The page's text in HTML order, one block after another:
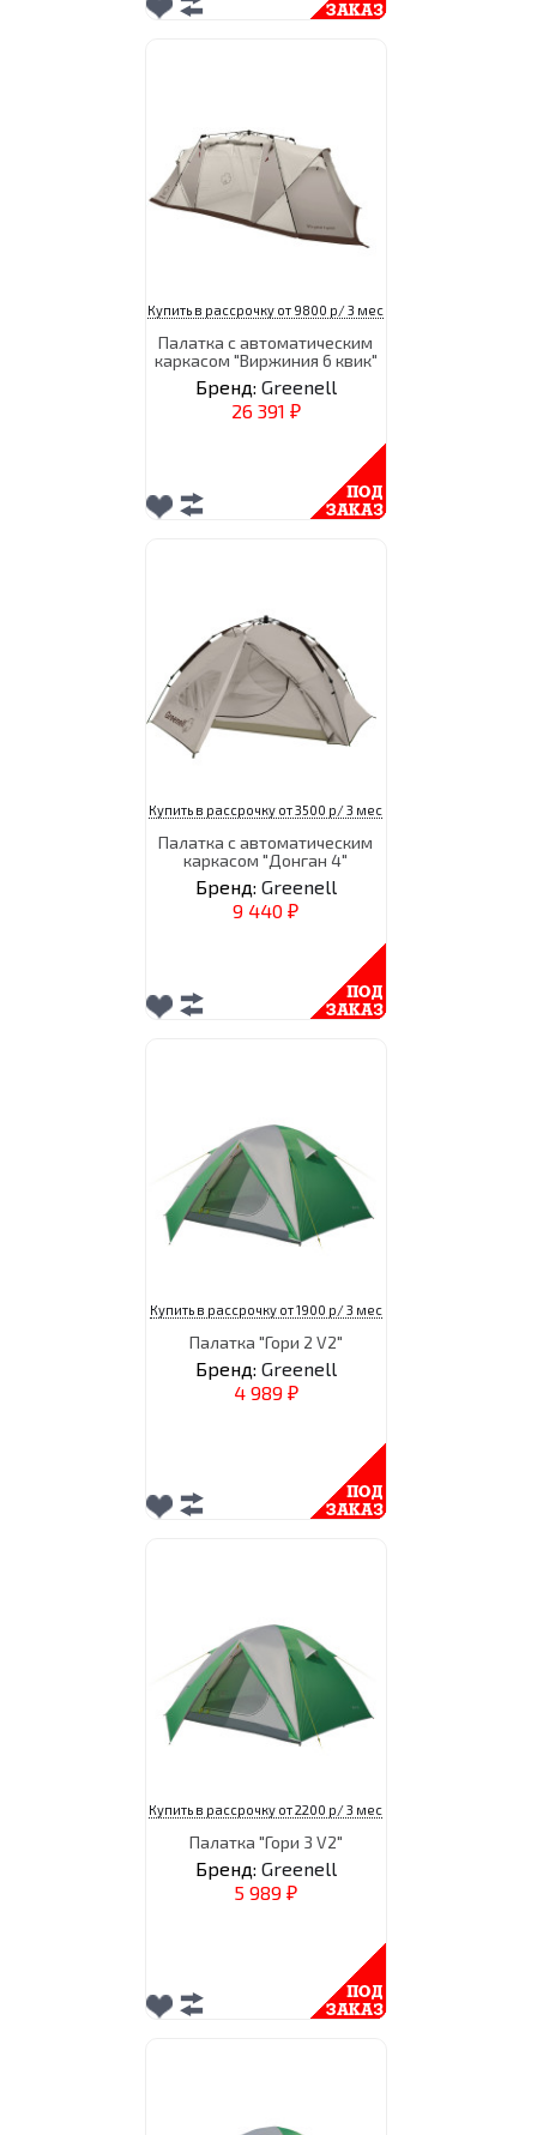
Купить в рассрочку от 9800 р/ 3 мес
Палатка с автоматическим
каркасом "Виржиния 6 квик"
Бренд: Greenell
26 391 ₽
Купить в рассрочку от 3500 р/ 3 мес
Палатка с автоматическим
каркасом "Донган 4"
Бренд: Greenell
9 440 ₽
Купить в рассрочку от 1900 р/ 3 мес
Палатка "Гори 2 V2"
Бренд: Greenell
4 989 ₽
Купить в рассрочку от 2200 р/ 3 мес
Палатка "Гори 3 V2"
Бренд: Greenell
5 989 ₽